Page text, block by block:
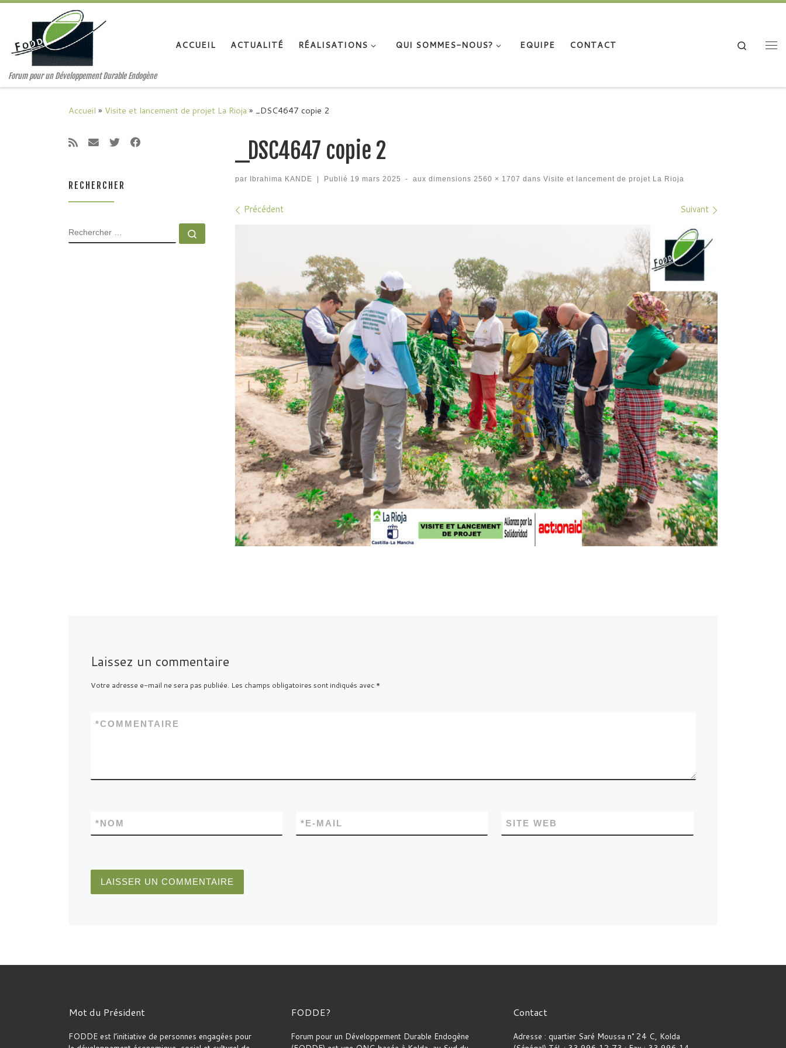
Passer au contenu
Forum pour un Développement Durable Endogène
ACCUEIL ACTUALITÉ RÉALISATIONS QUI SOMMES-NOUS? EQUIPE CONTACT
Search
Accueil » Visite et lancement de projet La Rioja » _DSC4647 copie 2
_DSC4647 copie 2
par Ibrahima KANDE Publié 19 mars 2025 - aux dimensions 2560 × 1707 dans Visite et lancement de projet La Rioja
Navigation des images
Précédent Suivant
Laissez un commentaire
Votre adresse e-mail ne sera pas publiée. Les champs obligatoires sont indiqués avec *
COMMENTAIRE
*
NOM
* E-MAIL
* SITE WEB
RECHERCHER
RECHERCHER
Mot du Président
FODDE est l’initiative de personnes engagées pour
FODDE?
Forum pour un Développement Durable Endogène
Contact
Adresse : quartier Saré Moussa n° 24 C, Kolda